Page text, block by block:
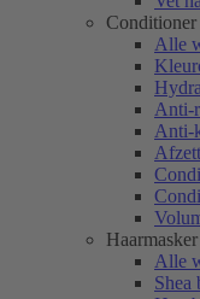
Conditioner
Alle
Anti-
Anti-
Alle
Shea